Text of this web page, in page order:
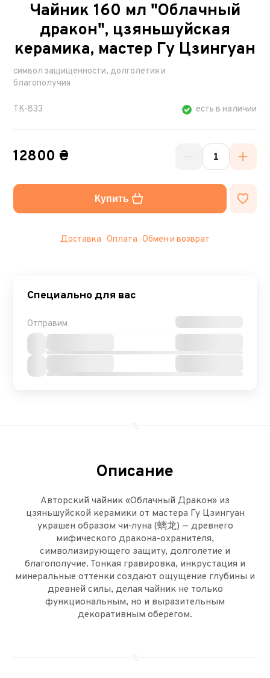
Чайник 160 мл "Облачный
дракон", цзяньшуйская
керамика, мастер Гу Цзингуан
символ защищенности, долголетия и
благополучия
TK-833 есть в наличии
12800 ₴
Купить
Доставка Оплата Обмен и возврат
Специально для вас
Отправим
Описание
Авторский чайник «Облачный Дракон» из
цзяньшуйской керамики от мастера Гу Цзингуан
украшен образом чи-луна (螭龙) — древнего
мифического дракона-охранителя,
символизирующего защиту, долголетие и
благополучие. Тонкая гравировка, инкрустация и
минеральные оттенки создают ощущение глубины и
древней силы, делая чайник не только
функциональным, но и выразительным
декоративным оберегом.